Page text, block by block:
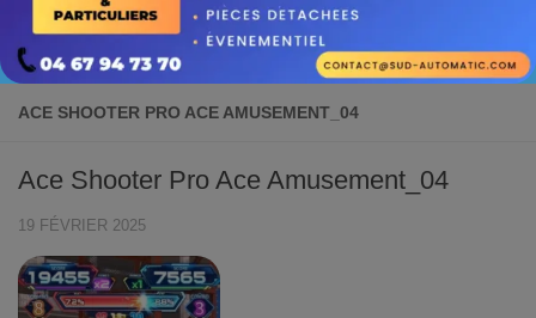
ACE SHOOTER PRO ACE AMUSEMENT_04
Ace Shooter Pro Ace Amusement_04
19 FÉVRIER 2025